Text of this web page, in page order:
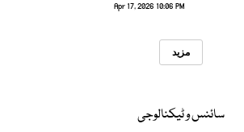
Apr 17, 2026 10:06 PM
مزید
سائنس و ٹیکنالوجی